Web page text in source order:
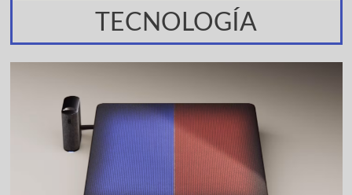
TECNOLOGÍA